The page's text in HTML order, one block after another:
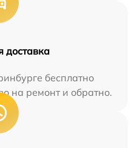
доставка
бесплатно
на ремонт и обратно.